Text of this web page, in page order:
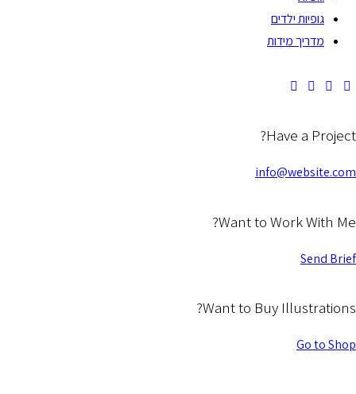
Want to
Want to Buy